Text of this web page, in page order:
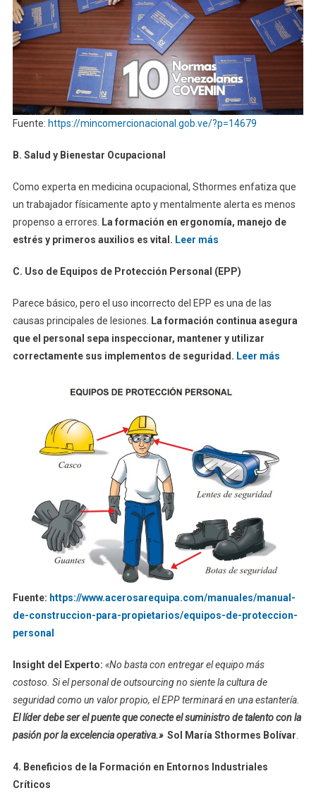
Fuente: https://mincomercionacional.gob.ve/?p=14679
B. Salud y Bienestar Ocupacional
Como experta en medicina ocupacional, Sthormes enfatiza que
un trabajador físicamente apto y mentalmente alerta es menos
propenso a errores.
La formación en ergonomía, manejo de
estrés y primeros auxilios es vital. Leer más
C. Uso de Equipos de Protección Personal (EPP)
Parece básico, pero el uso incorrecto del EPP es una de las
causas principales de lesiones.
La formación continua asegura
que el personal sepa inspeccionar, mantener y utilizar
correctamente sus implementos de seguridad. Leer más
Fuente: https://www.acerosarequipa.com/manuales/manual-
de-construccion-para-propietarios/equipos-de-proteccion-
personal
Insight del Experto: «No basta con entregar el equipo más
costoso. Si el personal de outsourcing no siente la cultura de
seguridad como un valor propio, el EPP terminará en una estantería.
El líder debe ser el puente que conecte el suministro de talento con la
pasión por la excelencia operativa.» Sol María Sthormes Bolívar
4. Beneficios de la Formación en Entornos Industriales
Críticos